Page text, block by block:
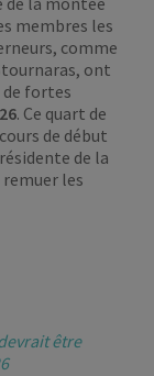
membres les
comme
ont
de fortes
. Ce quart de
de début
de la
les
être